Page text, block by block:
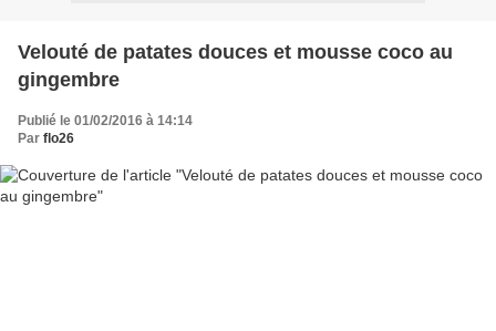
Velouté de patates douces et mousse coco au
gingembre
Publié le 01/02/2016 à 14:14
Par flo26